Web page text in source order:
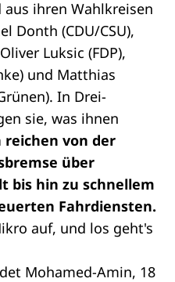
ihren Wahlkreisen
Donth (CDU/CSU),
Luksic (FDP),
und Matthias
In Drei-
sie, was ihnen
reichen von der
über
bis hin zu schnellem
Fahrdiensten.
auf, und los geht's
Mohamed-Amin, 18